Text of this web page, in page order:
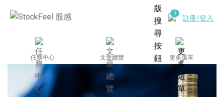
註冊/登入
任務中心 文章總覽 更多選單